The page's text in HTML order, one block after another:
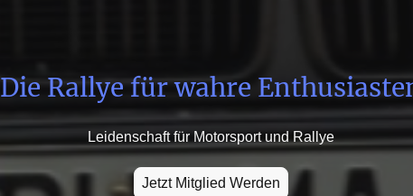
Die Rallye für wahre
Leidenschaft für Motorsport und Rallye
Jetzt Mitglied Werden